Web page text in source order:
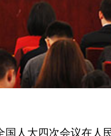
大四次会议在人